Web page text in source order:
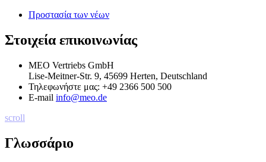
Προστασία των νέων
Στοιχεία επικοινωνίας
MEO Vertriebs GmbH
Lise-Meitner-Str. 9, 45699 Herten, Deutschland
Τηλεφωνήστε μας: +49 2366 500 500
E-mail info@meo.de
scroll
Γλωσσάριο